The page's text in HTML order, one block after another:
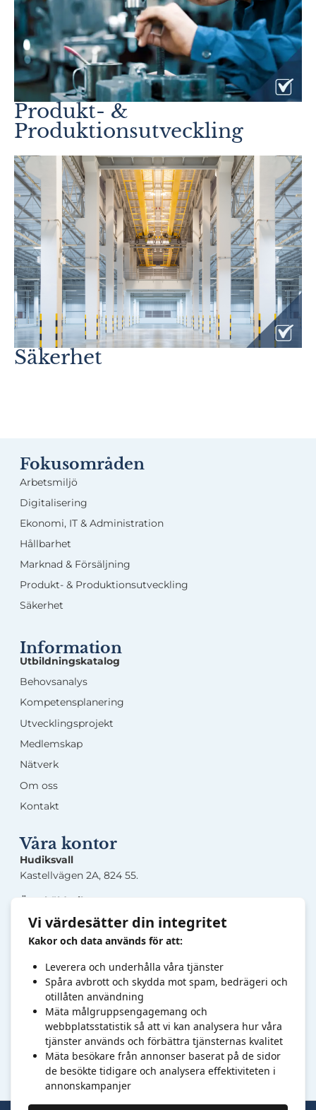
Produkt- &
Produktionsutveckling
Säkerhet
Fokusområden
Arbetsmiljö
Digitalisering
Ekonomi, IT & Administration
Hållbarhet
Marknad & Försäljning
Produkt- & Produktionsutveckling
Säkerhet
Information
Utbildningskatalog
Behovsanalys
Kompetensplanering
Utvecklingsprojekt
Medlemskap
Nätverk
Om oss
Kontakt
Våra kontor
Hudiksvall
Kastellvägen 2A, 824 55.
Örnsköldsvik
Lasarettsgatan 5, 891 33.
Sandviken
Högbovägen 45, 811 32.
Kontakt
10-6820878
info@foretagsutbildarna.se
Organisationsnr: 769606-7409.
Vi värdesätter din integritet
Kakor och data används för att:
Leverera och underhålla våra tjänster
Spåra avbrott och skydda mot spam, bedrägeri och
otillåten användning
Mäta målgruppsengagemang och
webbplatsstatistik så att vi kan analysera hur våra
tjänster används och förbättra tjänsternas kvalitet
Mäta besökare från annonser baserat på de sidor
de besökte tidigare och analysera effektiviteten i
annonskampanjer